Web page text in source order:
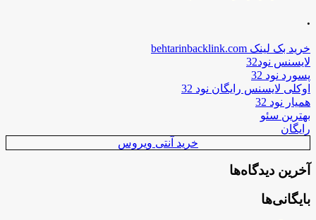
.
خرید بک لینک behtarinbacklink.com
لایسنس نود32
پسورد نود 32
اوکلی لایسنس رایگان نود 32
همیار نود 32
بهترین سئو
رایگان
خرید آنتی ویروس
آخرین دیدگاه‌ها
بایگانی‌ها